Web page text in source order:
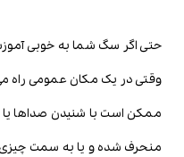
حتی اگر سگ شما به خوبی
وقتی در یک مکان عمومی راه
ممکن است با شنیدن صداها
منحرف شده و یا به سمت